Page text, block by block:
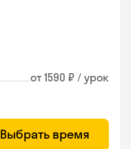
от 1590 ₽ / урок
Выбрать время